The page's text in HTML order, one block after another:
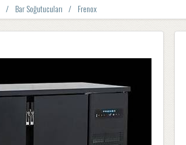
Bar Soğutucuları Frenox